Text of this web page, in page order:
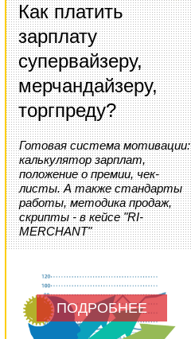
Как платить
зарплату
супервайзеру,
мерчандайзеру,
торгпреду?
Готовая система мотивации:
калькулятор зарплат,
положение о премии, чек-
листы. А также стандарты
работы, методика продаж,
скрипты - в кейсе "RI-
MERCHANT"
ПОДРОБНЕЕ